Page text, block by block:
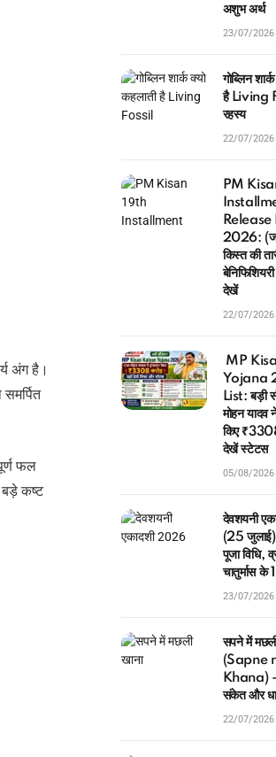
अंग है।
फल
बड़े कष्ट
अशुभ अर्थ
23/07/2026
गोब्लिन
है Living
रहस्य
22/07/2026
PM
2026:
किस्त की
देखें
22/07/2026
MP
Yojana
List: बड़ी
मोहन यादव
किए
देखें स्टेटस
05/08/2026
देवशयनी
(25 जुलाई)
पूजा विधि,
चातुर्मास के
23/07/2026
सपने में
(Sapne
Khana)
संकेत और
22/07/2026